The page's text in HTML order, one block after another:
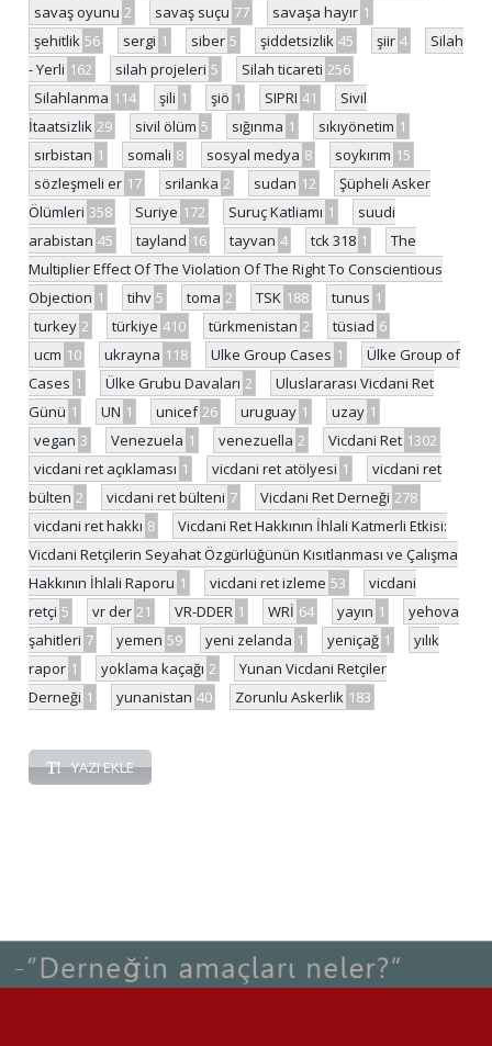
savaş oyunu 2 savaş suçu 77 savaşa hayır 1
şehitlik 56 sergi 1 siber 5 şiddetsizlik 45 şiir 4
Silah
- Yerli 162 silah projeleri 5 Silah ticareti 256
Silahlanma 114 şili 1 şiö 1 SIPRI 41
Sivil
İtaatsizlik 29 sivil ölüm 5 sığınma 1 sıkıyönetim 1
sırbistan 1 somali 8 sosyal medya 8 soykırım 15
sözleşmeli er 17 srilanka 2 sudan 12
Şüpheli Asker
Ölümleri 358 Suriye 172 Suruç Katliamı 1
suudi
arabistan 45 tayland 16 tayvan 4 tck 318 1
The
Multiplier Effect Of The Violation Of The Right To Conscientious
Objection 1 tihv 5 toma 2 TSK 188 tunus 1
turkey 2 türkiye 410 türkmenistan 2 tüsiad 6
ucm 10 ukrayna 118 Ulke Group Cases 1
Ülke Group of
Cases 1 Ülke Grubu Davaları 2
Uluslararası Vicdani Ret
Günü 1 UN 1 unicef 26 uruguay 1 uzay 1
vegan 3 Venezuela 1 venezuella 2 Vicdani Ret 1302
vicdani ret açıklaması 1 vicdani ret atölyesi 1
vicdani ret
bülten 2 vicdani ret bülteni 7 Vicdani Ret Derneği 278
vicdani ret hakkı 8
Vicdani Ret Hakkının İhlali Katmerli Etkisi:
Vicdani Retçilerin Seyahat Özgürlüğünün Kısıtlanması ve Çalışma
Hakkının İhlali Raporu 1 vicdani ret izleme 53
vicdani
retçi 5 vr der 21 VR-DDER 1 WRİ 64 yayın 1
yehova
şahitleri 7 yemen 59 yeni zelanda 1 yeniçağ 1
yılık
rapor 1 yoklama kaçağı 2
Yunan Vicdani Retçiler
Derneği 1 yunanistan 40 Zorunlu Askerlik 183
YAZI EKLE